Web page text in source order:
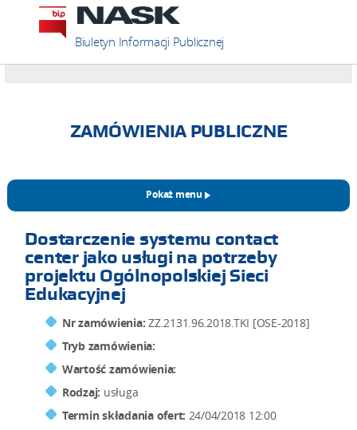
Biuletyn Informacji Publicznej
ZAMÓWIENIA PUBLICZNE
Pokaż menu
Dostarczenie systemu contact
center jako usługi na potrzeby
projektu Ogólnopolskiej Sieci
Edukacyjnej
Nr zamówienia: ZZ.2131.96.2018.TKI [OSE-2018]
Tryb zamówienia:
Wartość zamówienia:
Rodzaj: usługa
Termin składania ofert: 24/04/2018 12:00